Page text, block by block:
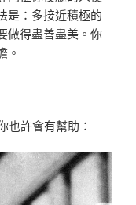
是：多接近積極的
做得盡善盡美。你
。
也許會有幫助：